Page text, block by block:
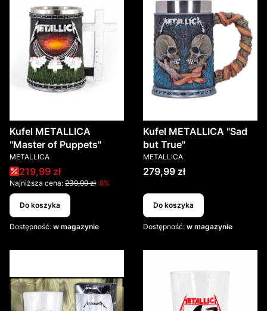
Kufel METALLICA
"Master of Puppets"
PRODUCENT
METALLICA
Cena promocyjna
219,99 zł
Najniższa cena: 239,99 zł-8%
Do koszyka
Dostępność: w magazynie
Kufel METALLICA "Sad
but True"
PRODUCENT
METALLICA
Cena
279,99 zł
Do koszyka
Dostępność: w magazynie